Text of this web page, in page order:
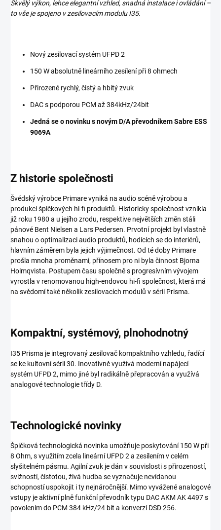
Skvělý výkon, lehce elegantní vzhled, snadná instalace i ovládání –
to vše je spojeno v zesilovacím modulu I35.
Nový zesilovací systém UFPD 2
150 W absolutně lineárního zesílení při 8 ohmech
Přirozené rychlý, čistý a hbitý zvuk
DAC s podporou PCM až 384kHz/24bit
Jedná se o novinku s novým D/A převodníkem Sabre ESS
9069A
Z historie společnosti
Švédský výrobce Primare vyniká na audio scéně výrobou a
produkcí špičkových hi-fi produktů. Historicky společnost vznikla
již roku 1980 a u jejího zrodu, respektive největších změn stáli
pánové Bent Nielsen a Lars Pedersen. Prvotní projekt byl vlastně
snahou o optimalizaci audio produktů, hodících se do interiérů,
hlavním záměrem byla jejich výjimečnost. Od té doby Primare
prošla mnoha proměnami, přínosem pro ni byla činnost Bjorna
Holmqvista. Postupem času společně s progresívním vývojem
vyrostla v renomovanou high-endovou hi-fi společnost, která má
na svědomí také několik zesilovacích modulů v sérii Prisma.
Kompaktní, systémový, plnohodnotný
I35 Prisma je integrovaný zesilovač kompaktního vzhledu, řadící
se ke kultovní sérii 30. Inovativně využívá moderní napájecí
systém UFPD 2, mimo jiné byl radikálně přepracován a využívá
analogové technologie třídy D.
Technologické novinky
Špičková technologická novinka umožňuje poskytování 150 W při
8 Ohm, s využitím zcela lineární UFPD 2 a zesílením v celém
slyšitelném pásmu. Agilní zvuk je dán v souvislosti s přirozeností,
svižností, čistotou, živá hudba se vyznačuje nevídanou
schopností uspokojit i ty nejnáročnější. Mimo vyvážené analogové
vstupy je aktivní plně funkční převodník typu DAC AKM AK 4497 s
povolením do PCM 384 kHz/24 bit a konverzí DSD 256.